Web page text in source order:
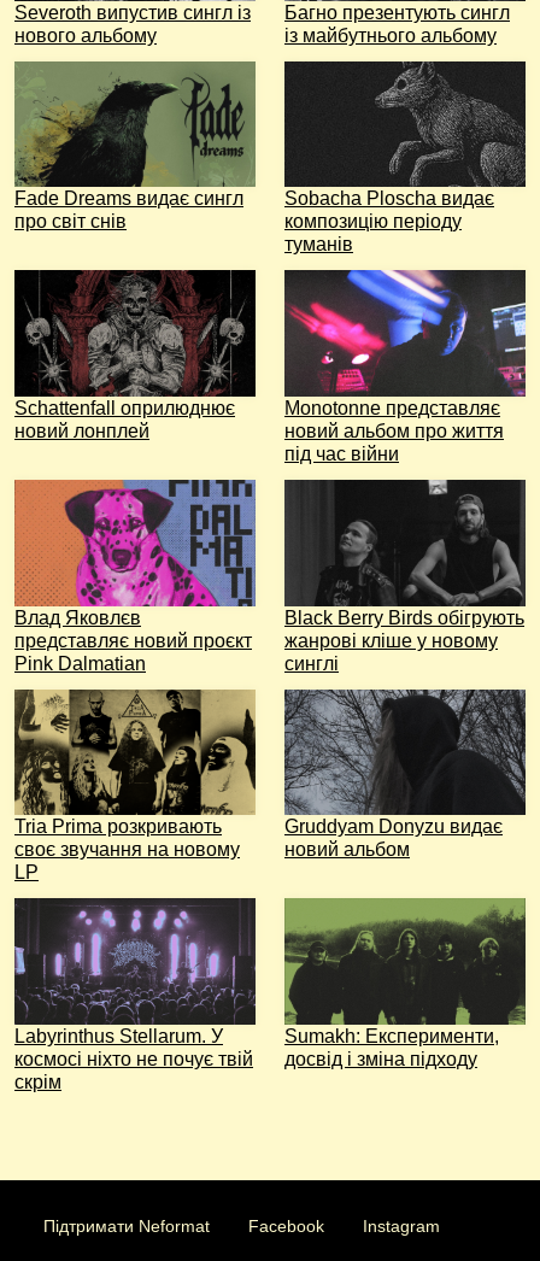
Severoth випустив сингл із
нового альбому
Багно презентують сингл
із майбутнього альбому
Fade Dreams видає сингл
про світ снів
Sobacha Ploscha видає
композицію періоду
туманів
Schattenfall оприлюднює
новий лонплей
Monotonne представляє
новий альбом про життя
під час війни
Влад Яковлєв
представляє новий проєкт
Pink Dalmatian
Black Berry Birds обігрують
жанрові кліше у новому
синглі
Tria Prima розкривають
своє звучання на новому
LP
Gruddyam Donyzu видає
новий альбом
Labyrinthus Stellarum. У
космосі ніхто не почує твій
скрім
Sumakh: Експерименти,
досвід і зміна підходу
Підтримати Neformat Facebook Instagram